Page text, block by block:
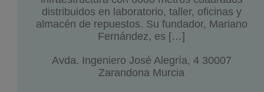
distribuidos en laboratorio, taller, oficinas y
almacén de repuestos. Su fundador, Mariano
Fernández, es […]
Avda. Ingeniero José Alegría, 4 30007
Zarandona Murcia